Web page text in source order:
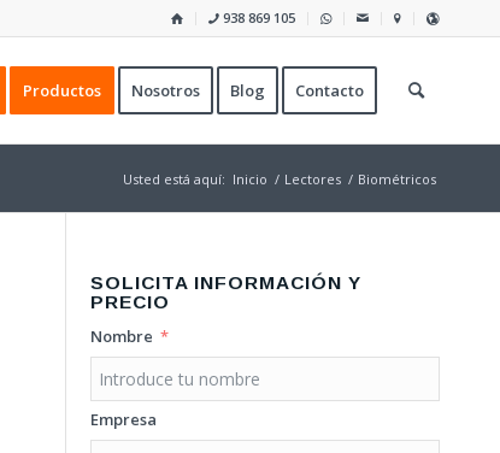
938 869 105
Productos Nosotros Blog Contacto
Usted está aquí: Inicio / Lectores / Biométricos
SOLICITA INFORMACIÓN Y
PRECIO
Nombre
Empresa